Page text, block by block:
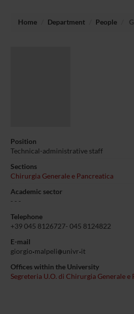
Home Department People
Position
Technical-administrative staff
Sections
Chirurgia Generale e Pancreatica
Academic sector
- - -
Telephone
+39 045 8126727- 045 8124822
E-mail
giorgio malpeli univr it
Offices within the University
Segreteria U.O. di Chirurgia Generale e